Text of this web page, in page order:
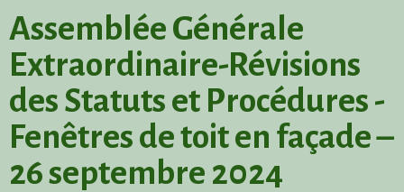
Assemblée Générale
Extraordinaire-Révisions
des Statuts et Procédures -
Fenêtres de toit en façade –
26 septembre 2024